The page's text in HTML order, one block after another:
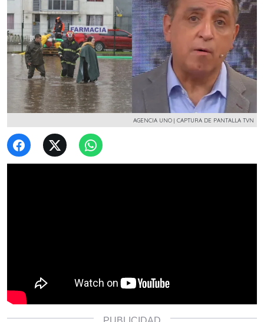
AGENCIA UNO | CAPTURA DE PANTALLA TVN